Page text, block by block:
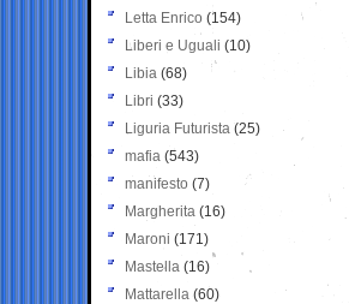
Letta Enrico (154)
Liberi e Uguali (10)
Libia (68)
Libri (33)
Liguria Futurista (25)
mafia (543)
manifesto (7)
Margherita (16)
Maroni (171)
Mastella (16)
Mattarella (60)